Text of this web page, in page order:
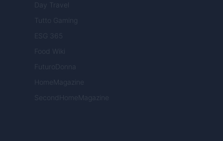
Day Travel
Tutto Gaming
ESG 365
Food Wiki
FuturoDonna
HomeMagazine
SecondHomeMagazine